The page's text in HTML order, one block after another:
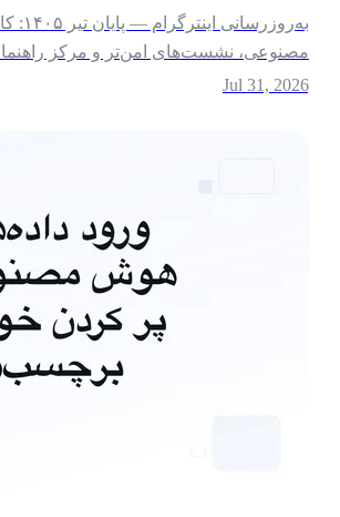
به‌روزرسانی
نشست‌های امن‌تر و مرکز راهنمای
Jul 31,